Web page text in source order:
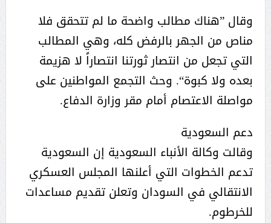
وقال ”هناك مطالب واضحة ما لم تتحقق فلا
مناص من الجهر بالرفض كله، وهي المطالب
التي تجعل من انتصار ثورتنا انتصاراً لا هزيمة
بعده ولا كبوة“. وحث التجمع المواطنين على
مواصلة الاعتصام أمام مقر وزارة الدفاع.
دعم السعودية
وقالت وكالة الأنباء السعودية إن السعودية
تدعم الخطوات التي أعلنها المجلس العسكري
الانتقالي في السودان وتعلن تقديم مساعدات
للخرطوم.